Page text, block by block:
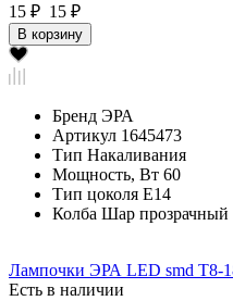
15 ₽ 15 ₽
В корзину
Бренд ЭРА
Артикул 1645473
Тип Накаливания
Мощность, Вт 60
Тип цоколя Е14
Колба Шар прозрачный
Лампочки ЭРА LED smd T8-
Есть в наличии